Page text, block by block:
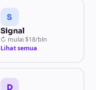
S
Signal
↻ mulai $18/bln
Lihat semua
D